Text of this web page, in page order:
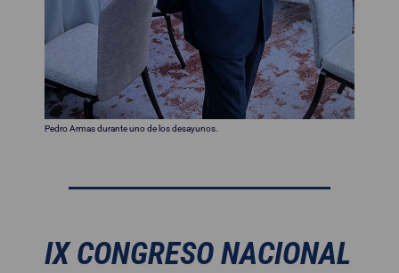
Pedro Armas durante uno de los desayunos.
IX CONGRESO NACIONAL